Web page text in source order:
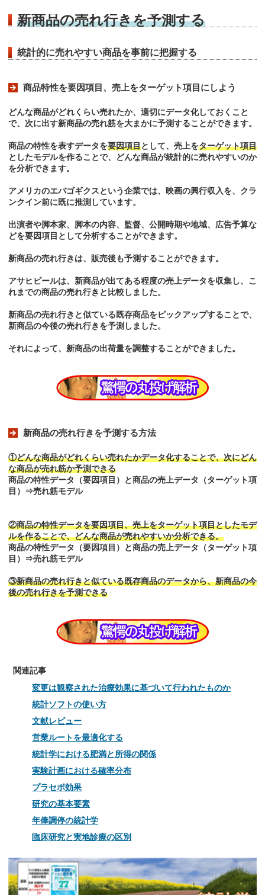
新商品の売れ行きを予測する
統計的に売れやすい商品を事前に把握する
商品特性を要因項目、売上をターゲット項目にしよう
どんな商品がどれくらい売れたか、適切にデータ化しておくこと
で、次に出す新商品の売れ筋を大まかに予測することができます。
商品の特性を表すデータを要因項目として、売上をターゲット項目
としたモデルを作ることで、どんな商品が統計的に売れやすいのか
を分析できます。
アメリカのエバゴギクスという企業では、映画の興行収入を、クラ
ンクイン前に既に推測しています。
出演者や脚本家、脚本の内容、監督、公開時期や地域、広告予算な
どを要因項目として分析することができます。
新商品の売れ行きは、販売後も予測することができます。
アサヒビールは、新商品が出てある程度の売上データを収集し、こ
れまでの商品の売れ行きと比較しました。
新商品の売れ行きと似ている既存商品をピックアップすることで、
新商品の今後の売れ行きを予測しました。
それによって、新商品の出荷量を調整することができました。
新商品の売れ行きを予測する方法
①どんな商品がどれくらい売れたかデータ化することで、次にどん
な商品が売れ筋か予測できる
商品の特性データ（要因項目）と商品の売上データ（ターゲット項
目）⇒売れ筋モデル
②商品の特性データを要因項目、売上をターゲット項目としたモデ
ルを作ることで、どんな商品が売れやすいか分析できる。
商品の特性データ（要因項目）と商品の売上データ（ターゲット項
目）⇒売れ筋モデル
③新商品の売れ行きと似ている既存商品のデータから、新商品の今
後の売れ行きを予測できる
関連記事
変更は観察された治療効果に基づいて行われたものか
統計ソフトの使い方
文献レビュー
営業ルートを最適化する
統計学における肥満と所得の関係
実験計画における確率分布
プラセボ効果
研究の基本要素
年俸調停の統計学
臨床研究と実地診療の区別